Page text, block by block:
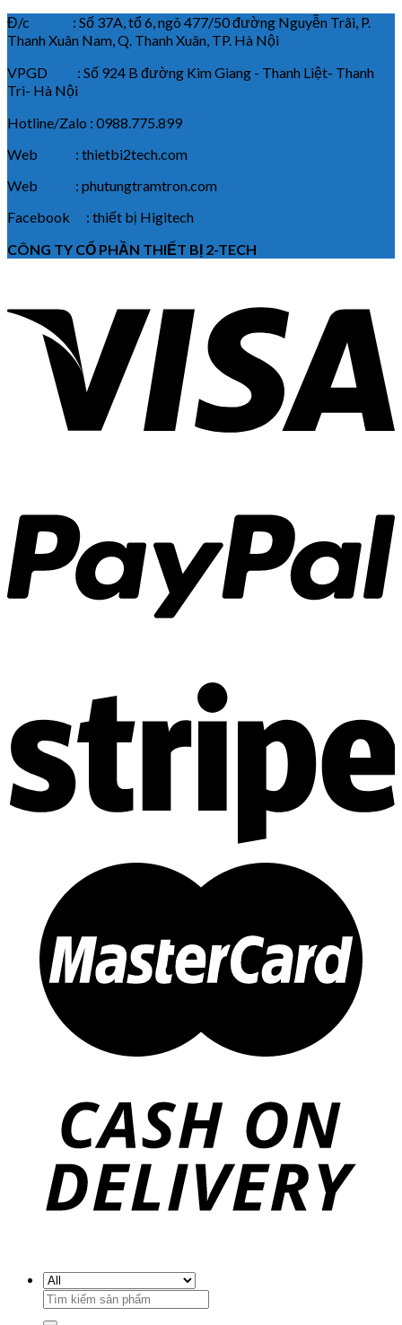
Đ/c : Số 37A, tổ 6, ngõ 477/50 đường Nguyễn Trãi, P.
Thanh Xuân Nam, Q. Thanh Xuân, TP. Hà Nội
VPGD : Số 924 B đường Kim Giang - Thanh Liệt- Thanh
Trì- Hà Nội
Hotline/Zalo : 0988.775.899
Web : thietbi2tech.com
Web : phutungtramtron.com
Facebook : thiết bị Higitech
CÔNG TY CỔ PHẦN THIẾT BỊ 2-TECH
Search
for: